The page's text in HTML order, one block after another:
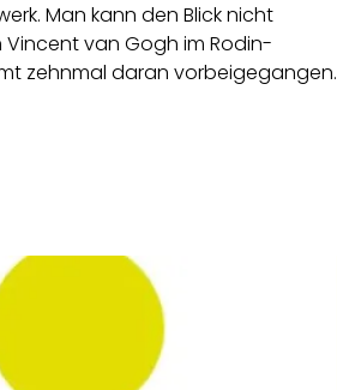
Man kann den Blick nicht
van Gogh im Rodin-
zehnmal daran vorbeigegangen.